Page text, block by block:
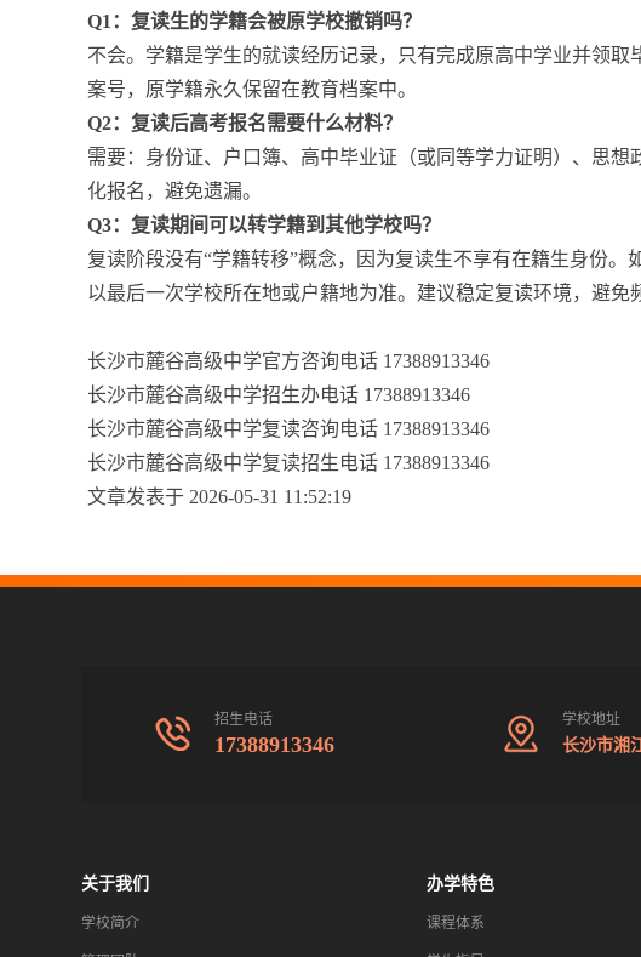
Q1：复读生的学籍会被原学校撤销吗？
不会。学籍是学生的就读经历记录，只有完成原高中学业并领
案号，原学籍永久保留在教育档案中。
Q2：复读后高考报名需要什么材料？
需要：身份证、户口簿、高中毕业证（或同等学力证明）、思
化报名，避免遗漏。
Q3：复读期间可以转学籍到其他学校吗？
复读阶段没有“学籍转移”概念，因为复读生不享有在籍生身份
以最后一次学校所在地或户籍地为准。建议稳定复读环境，避免
长沙市麓谷高级中学官方咨询电话 17388913346
长沙市麓谷高级中学招生办电话 17388913346
长沙市麓谷高级中学复读咨询电话 17388913346
长沙市麓谷高级中学复读招生电话 17388913346
文章发表于 2026-05-31 11:52:19
招生电话
17388913346
学校地址
长沙市湘
关于我们
学校简介
办学特色
课程体系